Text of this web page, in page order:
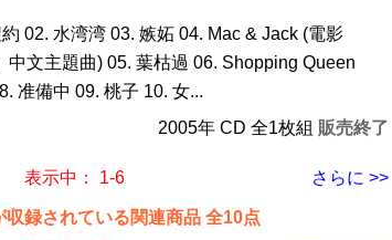
02. 水湾湾 03. 嫉妬 04. Mac & Jack (電影
中文主題曲) 05. 葉枯過 06. Shopping Queen
准備中 09. 桃子 10. 女...
2005年 CD 全1枚組 販売終了
さらに >>
表示中： 1-6
録されている関連商品 全10点